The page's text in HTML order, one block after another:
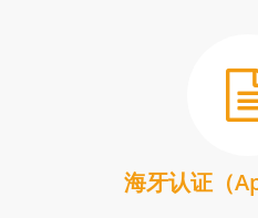
海牙认证（